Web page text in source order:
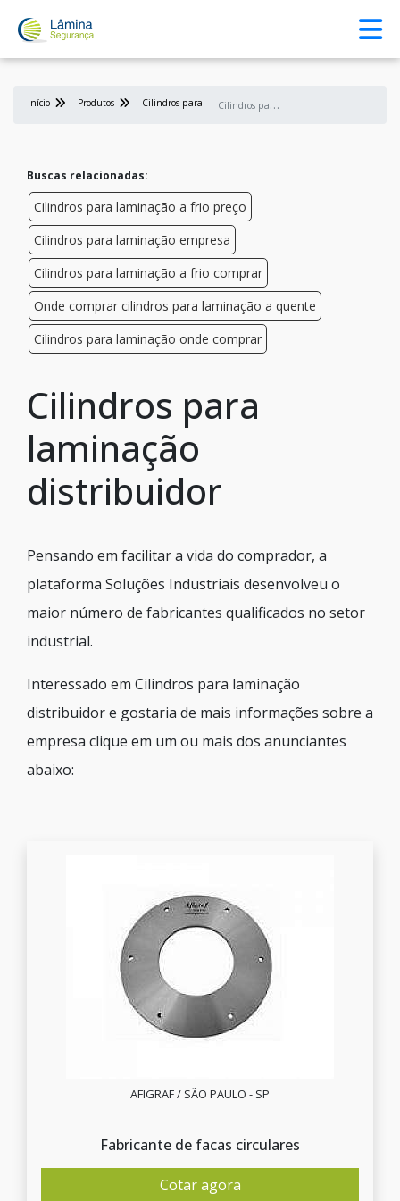
Início Produtos Cilindros para laminação C
ilindros para laminação distribuidor
Buscas relacionadas:
Cilindros para laminação a frio preço
Cilindros para laminação empresa
Cilindros para laminação a frio comprar
Onde comprar cilindros para laminação a quente
Cilindros para laminação onde comprar
Cilindros para
laminação
distribuidor
Pensando em facilitar a vida do comprador, a
plataforma Soluções Industriais desenvolveu o
maior número de fabricantes qualificados no setor
industrial.
Interessado em Cilindros para laminação
distribuidor e gostaria de mais informações sobre a
empresa clique em um ou mais dos anunciantes
abaixo:
AFIGRAF / SÃO PAULO - SP
Fabricante de facas circulares
Cotar agora